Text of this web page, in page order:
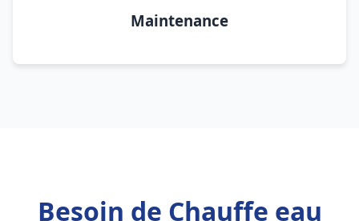
Maintenance
Besoin de Chauffe eau